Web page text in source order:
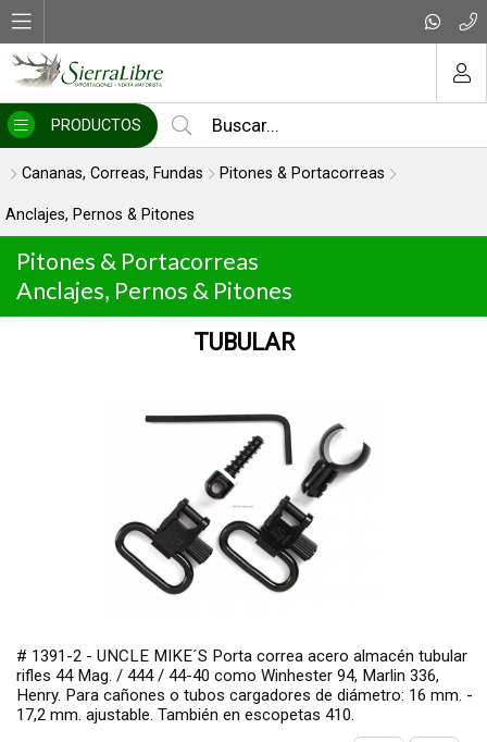
PRODUCTOS
Cananas, Correas, Fundas Pitones & Portacorreas
Anclajes, Pernos & Pitones
Pitones & Portacorreas
Anclajes, Pernos & Pitones
TUBULAR
# 1391-2 - UNCLE MIKE´S Porta correa acero almacén tubular
rifles 44 Mag. / 444 / 44-40 como Winhester 94, Marlin 336,
Henry. Para cañones o tubos cargadores de diámetro: 16 mm. -
17,2 mm. ajustable. También en escopetas 410.